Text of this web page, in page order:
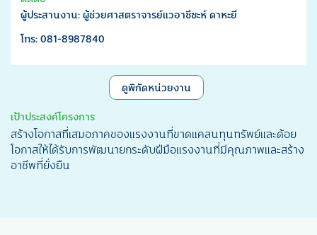
ผู้ประสานงาน: ผู้ช่วยศาสตราจารย์แวอาซีซะห์ ดาหะยี
โทร: 081-8987840
ดูพิกัดหน่วยงาน
เป้าประสงค์โครงการ
สร้างโอกาสที่เสมอภาคของแรงงานที่ขาดแคลนทุนทรัพย์และด้อย
โอกาสให้ได้รับการพัฒนายกระดับฝีมือแรงงานที่มีคุณภาพและสร้าง
อาชีพที่ยั่งยืน